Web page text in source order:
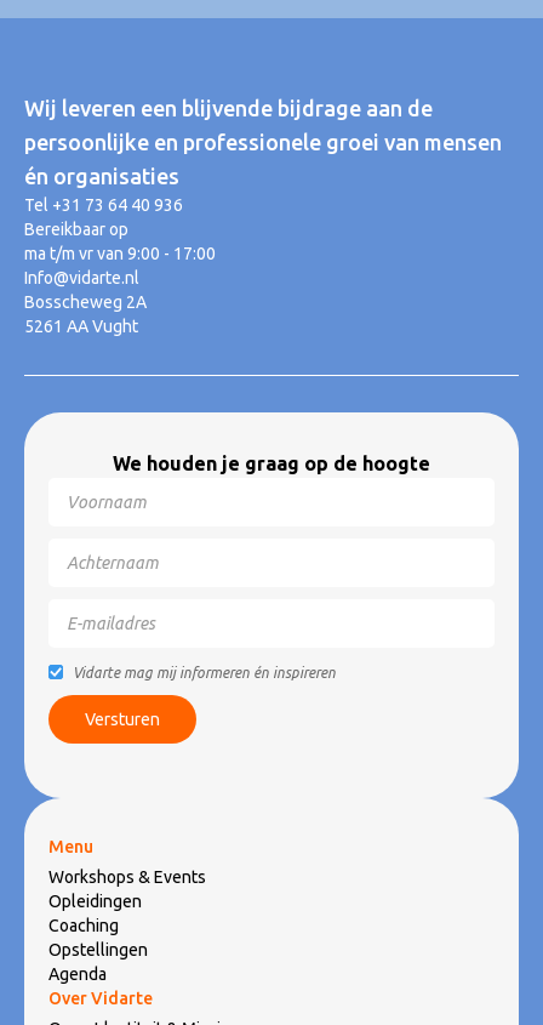
Wij leveren een blijvende bijdrage aan de
persoonlijke en professionele groei van mensen
én organisaties
Tel +31 73 64 40 936
Bereikbaar op
ma t/m vr van 9:00 - 17:00
Info@vidarte.nl
Bosscheweg 2A
5261 AA Vught
We houden je graag op de hoogte
Vidarte mag mij informeren én inspireren
Menu
Workshops & Events
Opleidingen
Coaching
Opstellingen
Agenda
Over Vidarte